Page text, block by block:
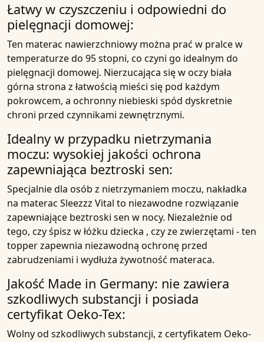
Łatwy w czyszczeniu i odpowiedni do
pielęgnacji domowej:
Ten materac nawierzchniowy można prać w pralce w
temperaturze do 95 stopni, co czyni go idealnym do
pielęgnacji domowej. Nierzucająca się w oczy biała
górna strona z łatwością mieści się pod każdym
pokrowcem, a ochronny niebieski spód dyskretnie
chroni przed czynnikami zewnętrznymi.
Idealny w przypadku nietrzymania
moczu: wysokiej jakości ochrona
zapewniająca beztroski sen:
Specjalnie dla osób z nietrzymaniem moczu, nakładka
na materac Sleezzz Vital to niezawodne rozwiązanie
zapewniające beztroski sen w nocy. Niezależnie od
tego, czy śpisz włóżku dziecka , czy zezwierzętami - ten
topperzapewnia niezawodną ochronę przed
zabrudzeniami i wydłuża żywotność materaca.
Jakość Made in Germany: nie zawiera
szkodliwych substancji i posiada
certyfikat Oeko-Tex:
Wolny od szkodliwych substancji, z certyfikatem Oeko-